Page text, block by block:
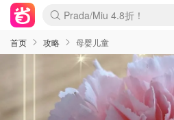
麦卢卡蜂蜜夏促！个位数！
Prada/Miu 4.8折！
啥？必胜客披萨5折！
首页 攻略 母婴儿童